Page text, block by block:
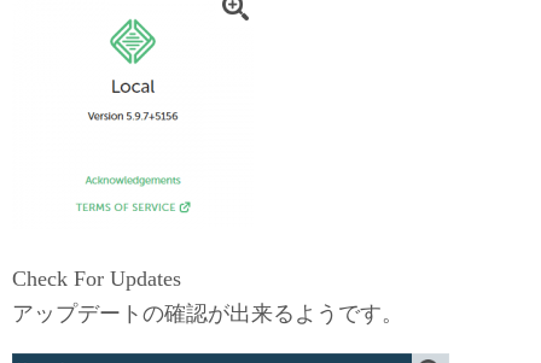
Check For Updates
アップデートの確認が出来るようです。